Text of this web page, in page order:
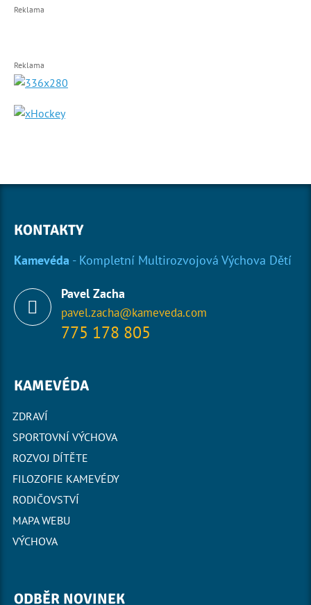
Reklama
Reklama
KONTAKTY
Kamevéda - Kompletní Multirozvojová Výchova Dětí
Pavel Zacha
pavel.zacha@kameveda.com
775 178 805
KAMEVÉDA
ZDRAVÍ
SPORTOVNÍ VÝCHOVA
ROZVOJ DÍTĚTE
FILOZOFIE KAMEVÉDY
RODIČOVSTVÍ
MAPA WEBU
VÝCHOVA
ODBĚR NOVINEK